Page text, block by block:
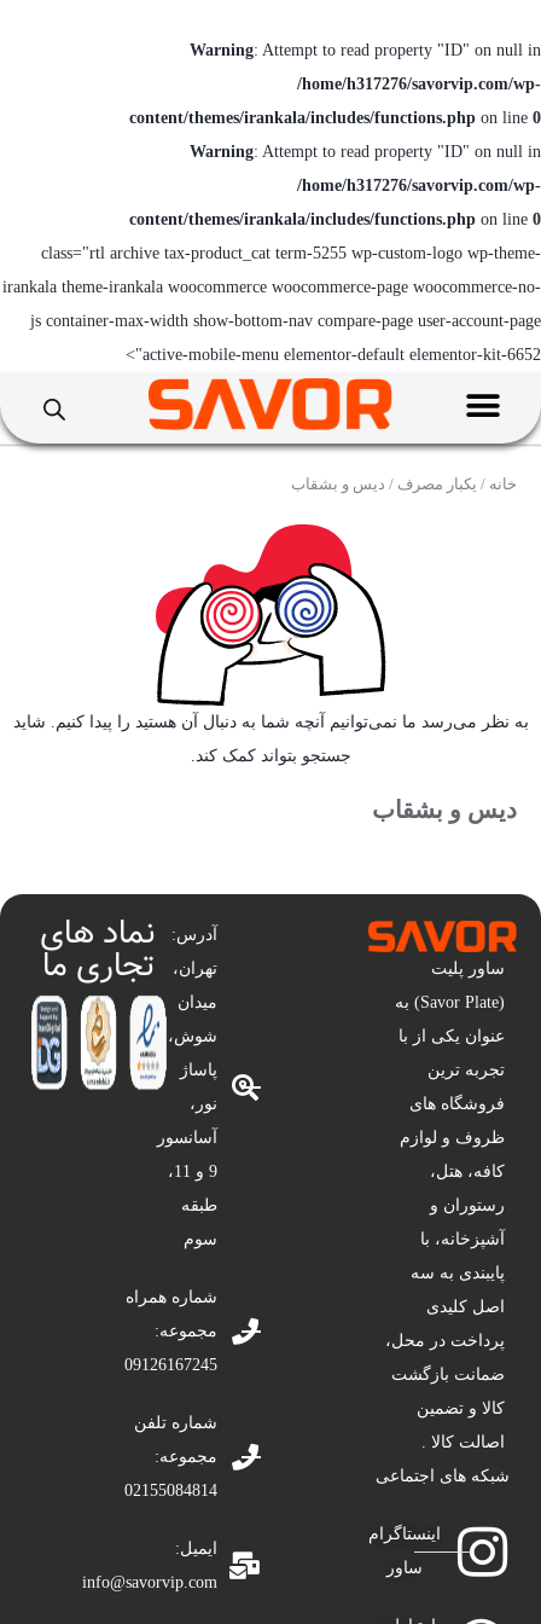
Warning: Attempt to read property "ID" on null in
/home/h317276/savorvip.com/wp-
content/themes/irankala/includes/functions.php on line 0
Warning: Attempt to read property "ID" on null in
/home/h317276/savorvip.com/wp-
content/themes/irankala/includes/functions.php on line 0
class="rtl archive tax-product_cat term-5255 wp-custom-logo wp-theme-
irankala theme-irankala woocommerce woocommerce-page woocommerce-no-
js container-max-width show-bottom-nav compare-page user-account-page
active-mobile-menu elementor-default elementor-kit-6652">
خانه / یکبار مصرف / دیس و بشقاب
به نظر می‌رسد ما نمی‌توانیم آنچه شما به دنبال آن هستید را پیدا کنیم. شاید
جستجو بتواند کمک کند.
دیس و بشقاب
ساور پلیت
(Savor Plate) به
عنوان یکی از با
تجربه ترین
فروشگاه های
ظروف و لوازم
کافه، هتل،
رستوران و
آشپزخانه، با
پایبندی به سه
اصل کلیدی
پرداخت در محل،
ضمانت بازگشت
کالا و تضمین
اصالت کالا .
شبکه های اجتماعی
اینستاگرام
ساور
آدرس:
تهران،
میدان
شوش،
پاساژ
نور،
آسانسور
9 و 11،
طبقه
سوم
شماره همراه
مجموعه:
09126167245
شماره تلفن
مجموعه:
02155084814
ایمیل:
info@savorvip.com
نماد های
تجاری ما